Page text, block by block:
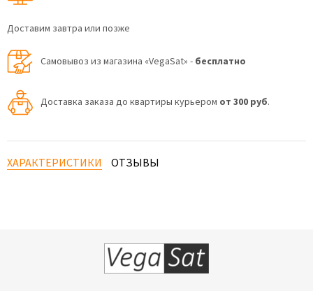
Доставим завтра или позже
Самовывоз из магазина «VegaSat» - бесплатно
Доставка заказа до квартиры курьером от 300 руб.
ХАРАКТЕРИСТИКИ ОТЗЫВЫ